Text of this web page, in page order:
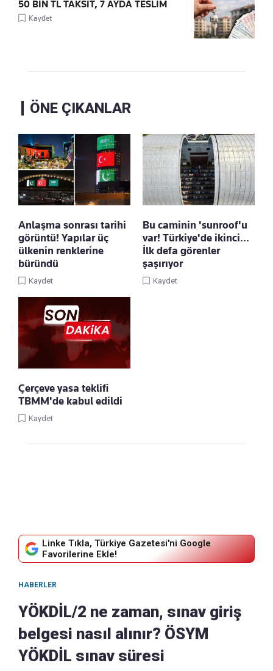
50 BİN TL TAKSİT, 7 AYDA TESLİM
Kaydet
ÖNE ÇIKANLAR
Anlaşma sonrası tarihi
görüntü! Yapılar üç
ülkenin renklerine
büründü
Kaydet
Bu caminin 'sunroof'u
var! Türkiye'de ikinci...
İlk defa görenler
şaşırıyor
Kaydet
Çerçeve yasa teklifi
TBMM'de kabul edildi
Kaydet
Linke Tıkla, Türkiye Gazetesi'ni Google
Favorilerine Ekle!
HABERLER
YÖKDİL/2 ne zaman, sınav giriş
belgesi nasıl alınır? ÖSYM
YÖKDİL sınav süresi